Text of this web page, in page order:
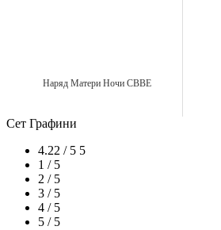
Наряд Матери Ночи CBBE
Сет Графини
4.22 / 5 5
1 / 5
2 / 5
3 / 5
4 / 5
5 / 5